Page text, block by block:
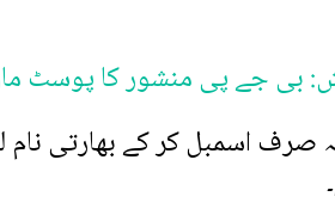
بی جے پی منشور کا پوسٹ
صرف اسمبل کر کے بھارتی